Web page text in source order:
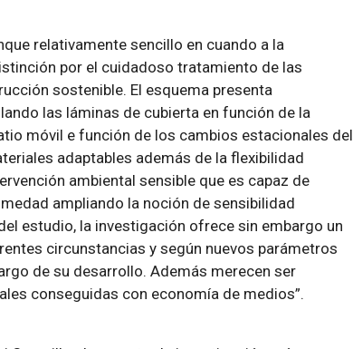
relativamente sencillo en cuando a la
por el cuidadoso tratamiento de las
sostenible. El esquema presenta
las láminas de cubierta en función de la
móvil e función de los cambios estacionales del
adaptables además de la flexibilidad
ambiental sensible que es capaz de
ampliando la noción de sensibilidad
estudio, la investigación ofrece sin embargo un
circunstancias y según nuevos parámetros
de su desarrollo. Además merecen ser
conseguidas con economía de medios”.